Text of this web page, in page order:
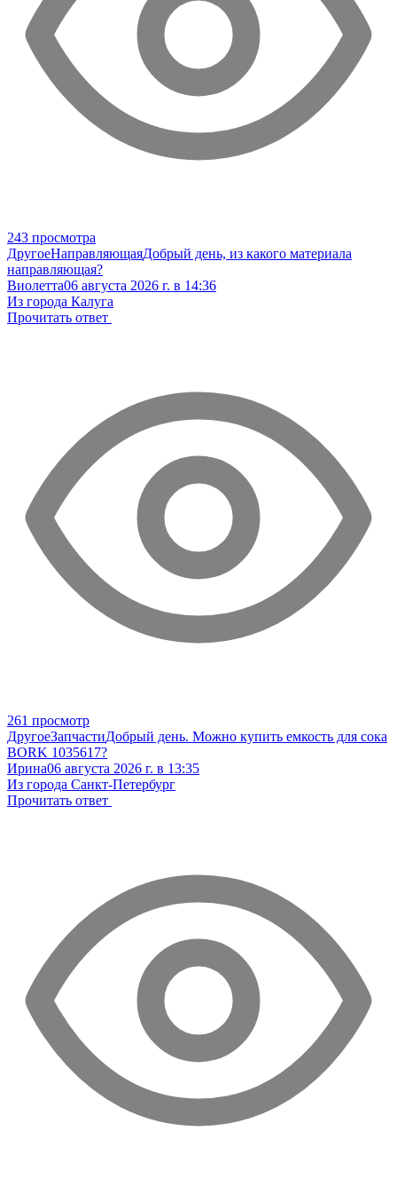
243 просмотра
ДругоеНаправляющаяДобрый день, из какого материала
направляющая?
Виолетта06 августа 2026 г. в 14:36
Из города Калуга
Прочитать ответ
261 просмотр
ДругоеЗапчастиДобрый день. Можно купить емкость для сока
BORK 1035617?
Ирина06 августа 2026 г. в 13:35
Из города Санкт-Петербург
Прочитать ответ